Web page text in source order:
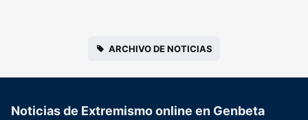
ARCHIVO DE NOTICIAS
Noticias de Extremismo online en Genbeta